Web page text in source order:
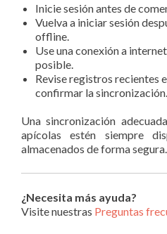
Inicie sesión antes de
Vuelva a iniciar sesión
offline.
Use una conexión a
posible.
Revise registros recientes
confirmar la sincronización.
Una sincronización
apícolas estén siempre
almacenados de forma segura.
¿Necesita más ayuda?
Visite nuestras Preguntas